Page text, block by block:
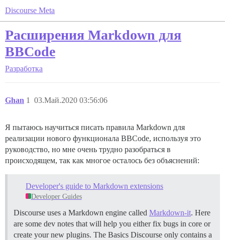
Discourse Meta
Расширения Markdown для
BBCode
Разработка
Ghan 03.Май.2020 03:56:06
1
Я пытаюсь научиться писать правила Markdown для
реализации нового функционала BBCode, используя это
руководство, но мне очень трудно разобраться в
происходящем, так как многое осталось без объяснений:
Developer's guide to Markdown extensions
Developer Guides
Discourse uses a Markdown engine called Markdown-it. Here
are some dev notes that will help you either fix bugs in core or
create your new plugins. The Basics Discourse only contains a